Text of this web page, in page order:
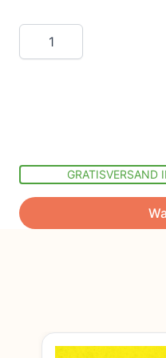
Menge
GRATISVERSAND